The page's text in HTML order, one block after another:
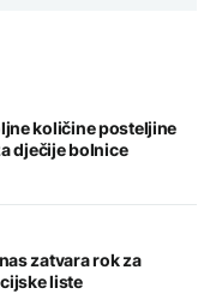
količine posteljine
dječije bolnice
zatvara rok za
liste